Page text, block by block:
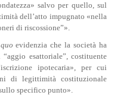
salvo per quello, sul
dell’atto impugnato «nella
di riscossione”».
evidenzia che la società ha
esattoriale”, costituente
ipotecaria», per cui
di legittimità costituzionale
specifico punto».